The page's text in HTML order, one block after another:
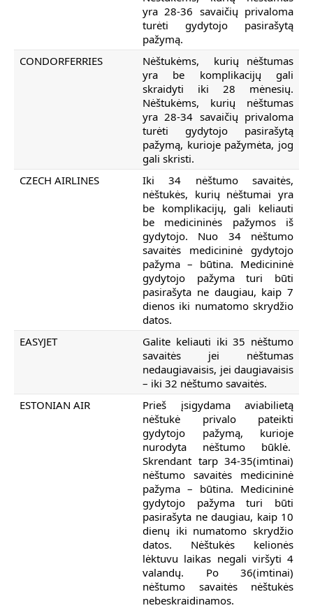
yra 28-36 savaičių privaloma
turėti gydytojo pasirašytą
pažymą.
CONDORFERRIES
Nėštukėms, kurių nėštumas
yra be komplikacijų gali
skraidyti iki 28 mėnesių.
Nėštukėms, kurių nėštumas
yra 28-34 savaičių privaloma
turėti gydytojo pasirašytą
pažymą, kurioje pažymėta, jog
gali skristi.
CZECH AIRLINES
Iki 34 nėštumo savaitės,
nėštukės, kurių nėštumai yra
be komplikacijų, gali keliauti
be medicininės pažymos iš
gydytojo. Nuo 34 nėštumo
savaitės medicininė gydytojo
pažyma – būtina. Medicininė
gydytojo pažyma turi būti
pasirašyta ne daugiau, kaip 7
dienos iki numatomo skrydžio
datos.
EASYJET
Galite keliauti iki 35 nėštumo
savaitės jei nėštumas
nedaugiavaisis, jei daugiavaisis
– iki 32 nėštumo savaitės.
ESTONIAN AIR
Prieš įsigydama aviabilietą
nėštukė privalo pateikti
gydytojo pažymą, kurioje
nurodyta nėštumo būklė.
Skrendant tarp 34-35(imtinai)
nėštumo savaitės medicininė
pažyma – būtina. Medicininė
gydytojo pažyma turi būti
pasirašyta ne daugiau, kaip 10
dienų iki numatomo skrydžio
datos. Nėštukės kelionės
lėktuvu laikas negali viršyti 4
valandų. Po 36(imtinai)
nėštumo savaitės nėštukės
nebeskraidinamos.